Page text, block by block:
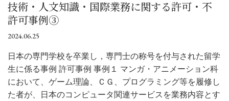
技術・人文知識・国際業務に関する許可・不
許可事例③
2024.06.25
日本の専門学校を卒業し，専門士の称号を付与された留学
生に係る事例 許可事例 事例１ マンガ・アニメーション科
において、ゲーム理論、ＣＧ、プログラミング等を履修し
た者が、日本のコンピュータ関連サービスを業務内容とす